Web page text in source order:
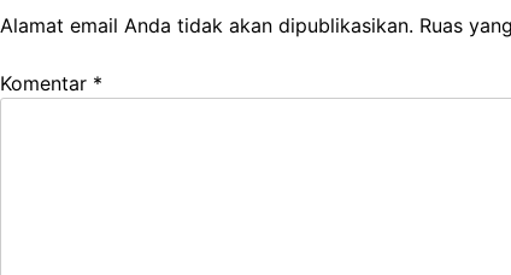
Alamat email Anda tidak akan dipublikasikan. Ruas
Komentar *